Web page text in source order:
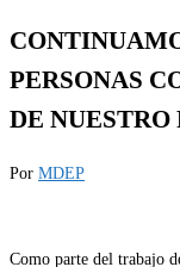
PERSONAS
DE NUESTRO
Por MDEP
Como parte del trabajo